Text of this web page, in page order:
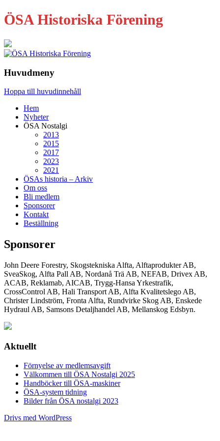
ÖSA Historiska Förening
Huvudmeny
Hoppa till huvudinnehåll
Hem
Nyheter
ÖSA Nostalgi
2013
2015
2017
2023
2021
ÖSAs historia – Arkiv
Om oss
Bli medlem
Sponsorer
Kontakt
Beställning
Sponsorer
John Deere Forestry, Skogstekniska Alfta, Alftaprodukter AB,
SveaSkog, Alfta Pall AB, Nordanå Trä AB, NEFAB, Drivex AB,
ACAB, Reklamab, AICAB, Trygg-Hansa Yrkestrafik,
CrossControl AB, Hali Transport AB, Alfta Kvalitetslego AB,
Christer Lindström, Fronta Alfta, Rundvirke Skog AB, Enskede
Hydraul AB, Samsons Detaljhandel AB, Mellanskog Edsbyn.
Aktuellt
Förnyelse av medlemsavgift
Välkommen till ÖSA Nostalgi 2025
Handböcker till ÖSA-maskiner
ÖSA-system tidning
Bilder från ÖSA nostalgi 2023
Drivs med WordPress